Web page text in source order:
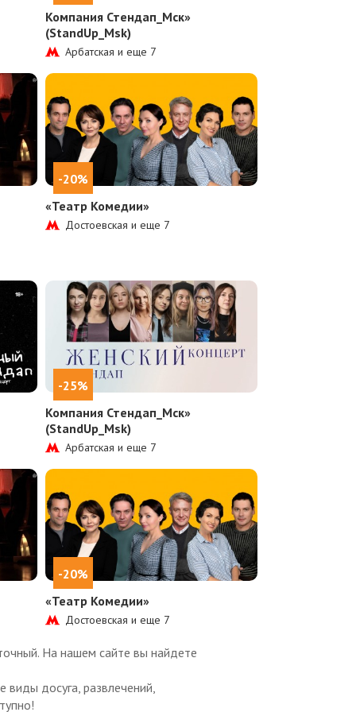
Компания Стендап_Мск»
(StandUp_Msk)
Арбатская и еще 7
-20%
«Театр Комедии»
Достоевская и еще 7
-25%
Компания Стендап_Мск»
(StandUp_Msk)
Арбатская и еще 7
-20%
«Театр Комедии»
Достоевская и еще 7
На нашем сайте вы найдете
досуга, развлечений,